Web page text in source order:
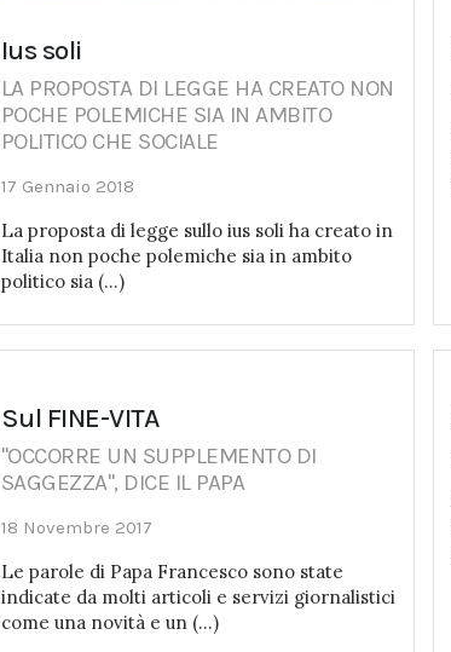
Ius soli
LA PROPOSTA DI LEGGE HA CREATO NON
POCHE POLEMICHE SIA IN AMBITO
POLITICO CHE SOCIALE
17 Gennaio 2018
La proposta di legge sullo ius soli ha creato in
Italia non poche polemiche sia in ambito
politico sia (...)
Sul FINE-VITA
"OCCORRE UN SUPPLEMENTO DI
SAGGEZZA", DICE IL PAPA
18 Novembre 2017
Le parole di Papa Francesco sono state
indicate da molti articoli e servizi giornalistici
come una novità e un (...)